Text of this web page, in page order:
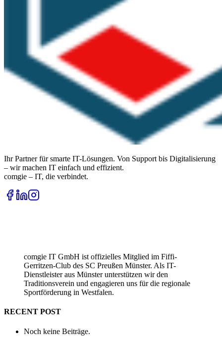
Ihr Partner für smarte IT-Lösungen. Von Support bis Digitalisierung
– wir machen IT einfach und effizient.
comgie – IT, die verbindet.
comgie IT GmbH ist offizielles Mitglied im Fiffi-
Gerritzen-Club des SC Preußen Münster. Als IT-
Dienstleister aus Münster unterstützen wir den
Traditionsverein und engagieren uns für die regionale
Sportförderung in Westfalen.
RECENT POST
Noch keine Beiträge.